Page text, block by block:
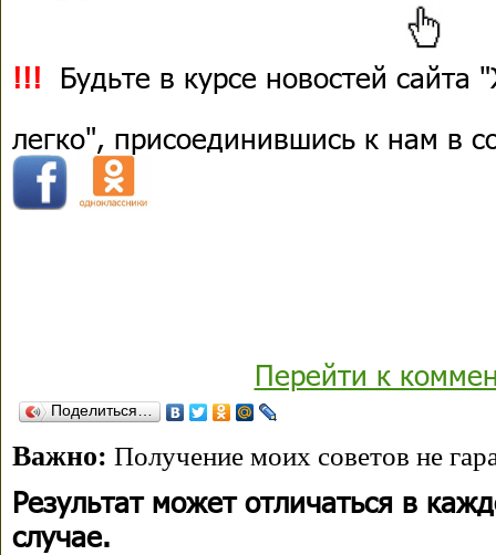
!!! Будьте в курсе новостей
легко", присоединившись к нам в
Перейти к
Поделиться…
Важно: Получение моих советов не
Результат может отличаться в
случае.